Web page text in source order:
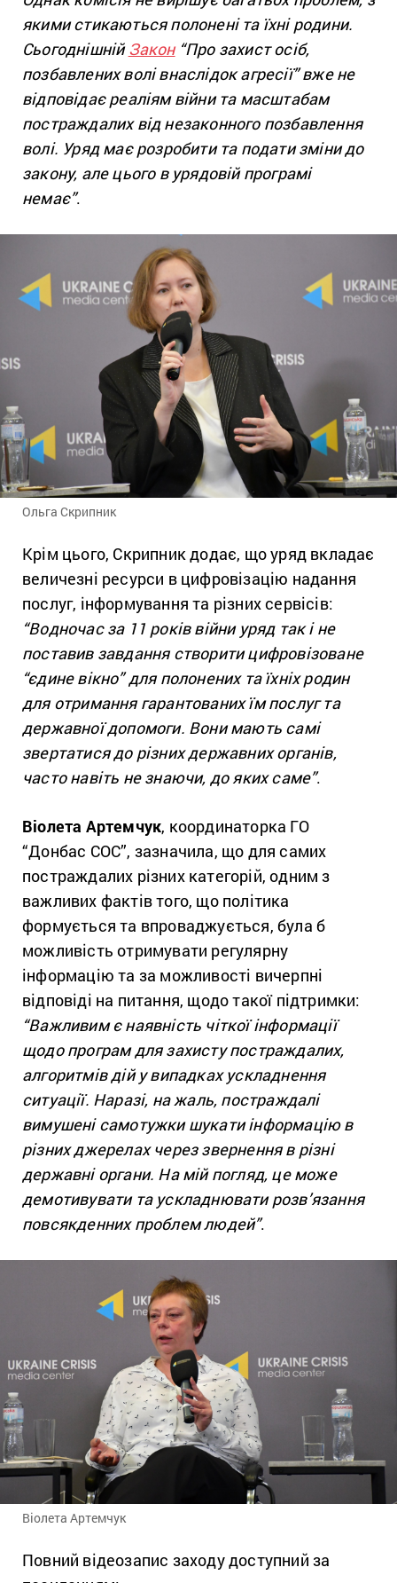
якими стикаються полонені та їхні родини.
СьогоднішнійЗакон“Про захист осіб,
позбавлених волі внаслідок агресії” вже не
відповідає реаліям війни та масштабам
постраждалих від незаконного позбавлення
волі. Уряд має розробити та подати зміни до
закону, але цього в урядовій програмі
немає”.
Ольга Скрипник
Крім цього, Скрипник додає, що уряд вкладає
величезні ресурси в цифровізацію надання
послуг, інформування та різних сервісів:
“Водночас за 11 років війни уряд так і не
поставив завдання створити цифровізоване
“єдине вікно” для полонених та їхніх родин
для отримання гарантованих їм послуг та
державної допомоги. Вони мають самі
звертатися до різних державних органів,
часто навіть не знаючи, до яких саме”.
Віолета Артемчук, координаторка ГО
“Донбас СОС”, зазначила, що для самих
постраждалих різних категорій, одним з
важливих фактів того, що політика
формується та впроваджується, була б
можливість отримувати регулярну
інформацію та за можливості вичерпні
відповіді на питання, щодо такої підтримки:
“Важливим є наявність чіткої інформації
щодо програм для захисту постраждалих,
алгоритмів дій у випадках ускладнення
ситуації. Наразі, на жаль, постраждалі
вимушені самотужки шукати інформацію в
різних джерелах через звернення в різні
державні органи. На мій погляд, це може
демотивувати та ускладнювати розв’язання
повсякденних проблем людей”.
Віолета Артемчук
Повний відеозапис заходу доступний за